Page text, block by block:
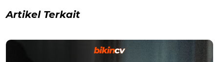
Artikel Terkait